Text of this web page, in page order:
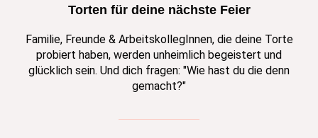
Torten für deine nächste Feier
Familie, Freunde & ArbeitskollegInnen, die deine Torte
probiert haben, werden unheimlich begeistert und
glücklich sein. Und dich fragen: "Wie hast du die denn
gemacht?"